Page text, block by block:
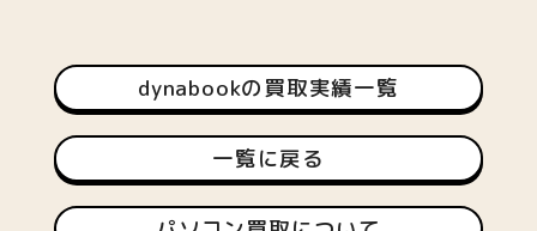
dynabookの買取実績一覧
一覧に戻る